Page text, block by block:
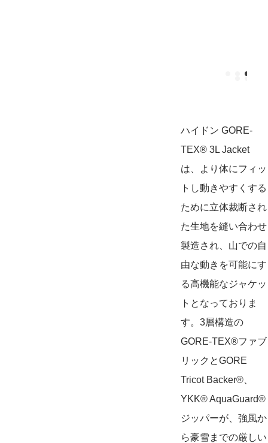
ハイドン GORE-
TEX® 3L Jacket
は、より体にフィッ
トし動きやすくする
ために立体裁断され
た生地を縫い合わせ
製造され、山での自
由な動きを可能にす
る高機能なジャケッ
トとなっておりま
す。3層構造の
GORE-TEX®ファブ
リックとGORE
Tricot Backer®、
YKK® AquaGuard®
ジッパーが、強風か
ら豪雪までの厳しい